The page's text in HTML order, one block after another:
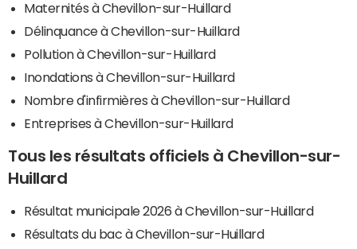
Maternités à Chevillon-sur-Huillard
Délinquance à Chevillon-sur-Huillard
Pollution à Chevillon-sur-Huillard
Inondations à Chevillon-sur-Huillard
Nombre d'infirmières à Chevillon-sur-Huillard
Entreprises à Chevillon-sur-Huillard
Tous les résultats officiels à Chevillon-sur-
Huillard
Résultat municipale 2026 à Chevillon-sur-Huillard
Résultats du bac à Chevillon-sur-Huillard